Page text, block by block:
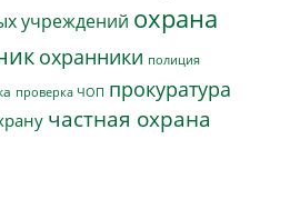
учреждений охрана
охранники полиция
проверка ЧОП прокуратура
частная охрана